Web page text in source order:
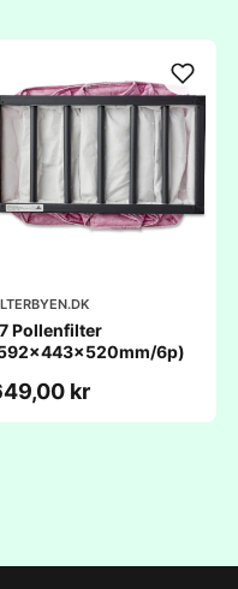
Pollenfilter
6p)
kr